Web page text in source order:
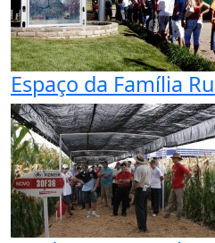
Espaço da Família